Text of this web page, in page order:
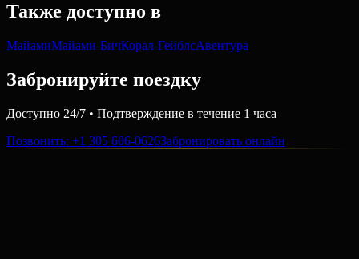
Также доступно в
МайамиМайами-БичКорал-ГейблсАвентура
Забронируйте поездку
Доступно 24/7 • Подтверждение в течение 1 часа
Позвонить: +1 305 606-0626Забронировать онлайн